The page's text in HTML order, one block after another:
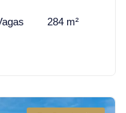
284 m²